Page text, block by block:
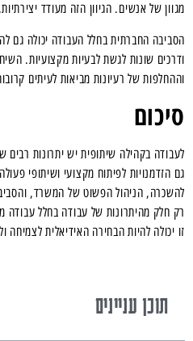
מגוון של אנשים. הגיוון הזה מעודד
הסביבה החברתית בחלל העבודה יכולה גם
ודרכים שונות לגשת לבעיות מקצועיות.
וההחלפות של רעיונות מביאות לעיתים
סיכום
לעבודה בקהילה שיתופית יש יתרונות
גם הזדמנויות לפיתוח מקצועי ושיתופי
להשכרה, הניהול הפשוט של המשרד,
רק חלק מהיתרונות של עבודה בחלל
זו יכולה להיות הבחירה האידיאלית לצמיחה
תוכן עניינים